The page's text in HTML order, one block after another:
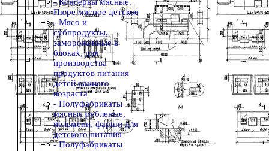
Пюре мясное детское
- Мясо и
субпродукты,
замороженные в
блоках, для
производства
продуктов питания
детей раннего
возраста
- Полуфабрикаты
мясные рубленые,
пельмени, фарши для
детского питания
- Полуфабрикаты